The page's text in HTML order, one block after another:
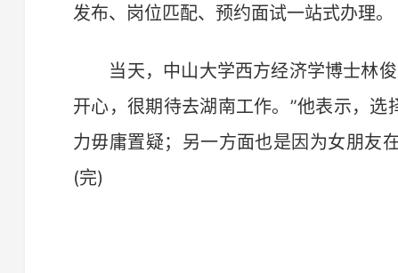
发布、岗位匹配、预约面试一站式办理。
当天，中山大学西方经济学博士林俊
开心，很期待去湖南工作。”他表示，
力毋庸置疑；另一方面也是因为女朋友
(完)